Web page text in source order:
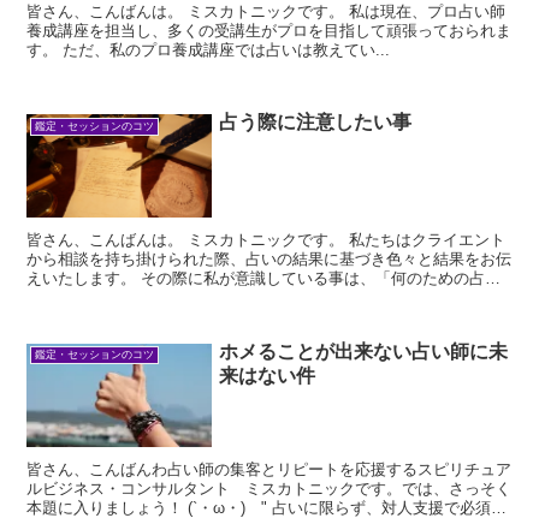
皆さん、こんばんは。 ミスカトニックです。 私は現在、プロ占い師
養成講座を担当し、多くの受講生がプロを目指して頑張っておられま
す。 ただ、私のプロ養成講座では占いは教えてい...
鑑定・セッションのコツ 占う際に注意したい事
皆さん、こんばんは。 ミスカトニックです。 私たちはクライエント
から相談を持ち掛けられた際、占いの結果に基づき色々と結果をお伝
えいたします。 その際に私が意識している事は、「何のための占い
鑑定・セッションのコツ
ホメることが出来ない占い師に未
来はない件
皆さん、こんばんわ占い師の集客とリピートを応援するスピリチュア
ルビジネス・コンサルタント ミスカトニックです。では、さっそく
本題に入りましょう！ (`・ω・)ゝ" 占いに限らず、対人支援で必須の